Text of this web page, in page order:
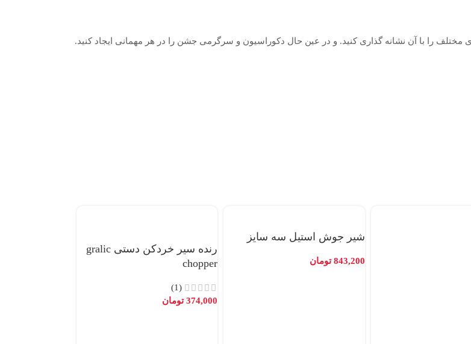
مختلف را با آن نشانه گذاری کنید. و در عین حال دکوراسیون و سرگرمی جشن را در هر مهمانی ایجاد کنید.
شیر جوش استیل سه سایز
843,200 تومان
رنده سیر خردکن دستی gralic
chopper
(1)
374,000 تومان